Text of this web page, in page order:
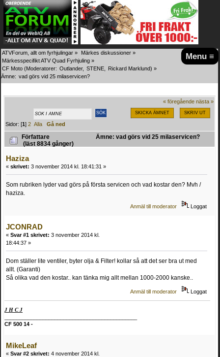
Menu ≡
ATVForum, allt om fyrhjulingar » Märkes diskussioner »
Märkesspecifikt ATV Quad Fyrhjuling »
CF Moto (Moderatorer: Outlander, STENE Rickard Marklund) »
Ämne: vad görs vid 25 milaservicen?
« föregående nästa »
SKICKA ÄMNET SKRIV UT
Sidor: [1]2 Alla Gå ned
Författare
Ämne: vad görs vid 25 milaservicen?
(läst 8834 gånger)
Haziza
« skrivet: 3 november 2014 kl. 18:41:31 »
Som rubriken lyder vad görs på första servicen och vad kostar den? Mvh /
haziza.
Anmäl till moderator Loggat
JCONRAD
« Svar #1 skrivet: 3 november 2014 kl.
18:44:37 »
Dom ställer lite ventiler, byter olja & Filter! kollar så att det ser bra ut med
allt. (Garanti)
Så olika vad den kostar.. kan tänka mig allt mellan 1000-2000 kanske..
Anmäl till moderator Loggat
J H C J
CF 500 14 -
MikeLeaf
« Svar #2 skrivet: 4 november 2014 kl.